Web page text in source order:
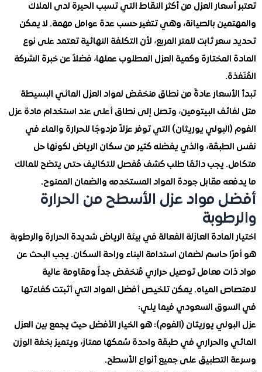
العزل من أكثر النقاط التي تسبب الحيرة لدى الملاك
بالصيانة، وهي تتغير حسب عدة عوامل مهمة. لا يمكن
ثابت للمتر المربع، لأن التكلفة النهائية تعتمد على نوع
المختارة وكمية العزل المطلوب عملها، فضلاً عن خبرة الشركة
عادةً من نطاق منخفض لمواد العزل المائي البسيطة
البيتومين، وتصل إلى نطاق أعلى عند استخدام مادة عزل
يوريثان) التي توفر عزلاً مزدوجًا للحرارة والماء في
والذي يفضله كثير من سكان الرياض لكونها حل
يجب دائمًا طلب كشف مُفصل للتكاليف حتى يتضح للمالك
مقابل جودة المواد المستخدمه والضمان الممنوح.
مواد عزل الأسطح من الحرارة
العازلة الفعالة في بيئة الرياض شديدة الحرارة والرطوبة
حاسم لضمان استدامة البناء وراحة السكان. يجب البحث عن
معامل توصيل حراري مُنخفض جداً ومقاومة عالية
المياه. يمكن تلخيص أفضل المواد التي أثبتت كفاءتها
السعودي فيما يلي:
يوريثان (الفوم): هو الخيار الأفضل حيث يجمع بين العزل
والحراري في طبقة واحدة سُمكها ممتاز، ويتميز بخفة الوزن
على جميع أنواع الأسطح.